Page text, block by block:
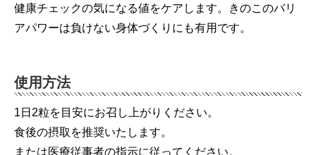
健康チェックの気になる値をケアします。きのこのバリ
アパワーは負けない身体づくりにも有用です。
使用方法
1日2粒を目安にお召し上がりください。
食後の摂取を推奨いたします。
または医療従事者の指示に従ってください。